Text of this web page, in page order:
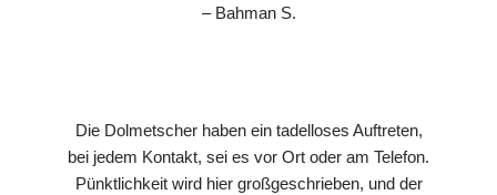
– Bahman S.
Die Dolmetscher haben ein tadelloses Auftreten,
bei jedem Kontakt, sei es vor Ort oder am Telefon.
Pünktlichkeit wird hier großgeschrieben, und der